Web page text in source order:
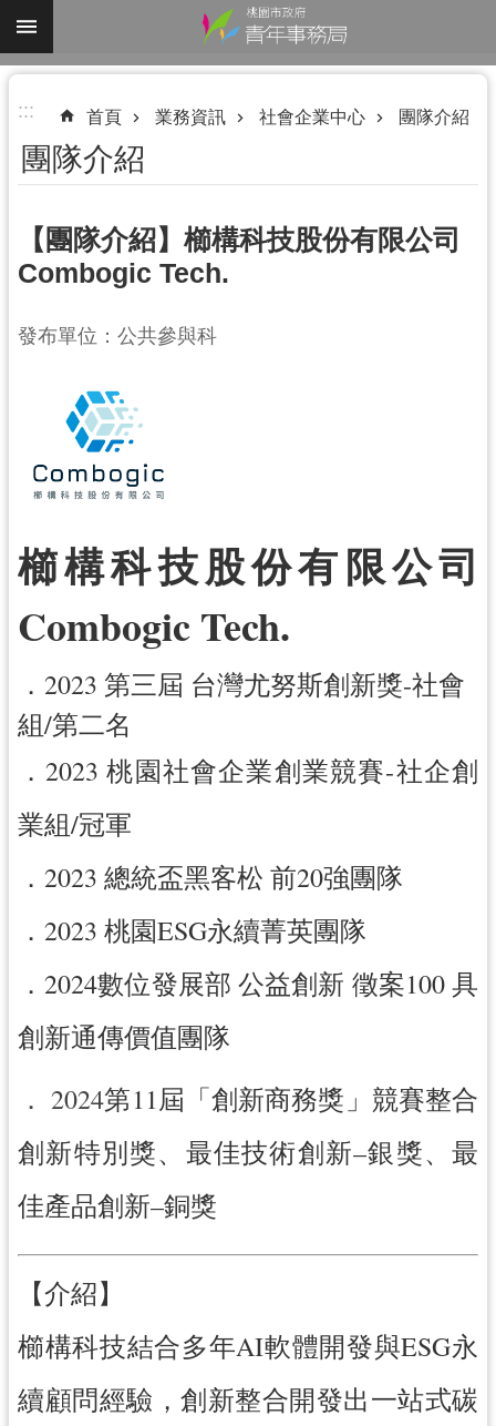
跳到主要內容區塊
進
階
搜
尋
認
我
資
訊
息
公
告
民
服
務
青
資
地
紹
相
政
府
資
開
回
首
頁
::: 首頁 業務資訊 社會企業中心 團隊介紹
團隊介紹
【團隊介紹】櫛構科技股份有限公司
Combogic Tech.
發布單位：公共參與科
櫛構科技股份有限公司
Combogic Tech.
．2023 第三屆 台灣尤努斯創新獎-社會
組/第二名
．2023 桃園社會企業創業競賽-社企創
業組/冠軍
．2023 總統盃黑客松 前20強團隊
．2023 桃園ESG永續菁英團隊
．2024數位發展部 公益創新 徵案100 具
創新通傳價值團隊
． 2024第11屆「創新商務獎」競賽整合
創新特別獎、最佳技術創新–銀獎、最
佳產品創新–銅獎
【介紹】
櫛構科技結合多年AI軟體開發與ESG永
續顧問經驗，創新整合開發出一站式碳